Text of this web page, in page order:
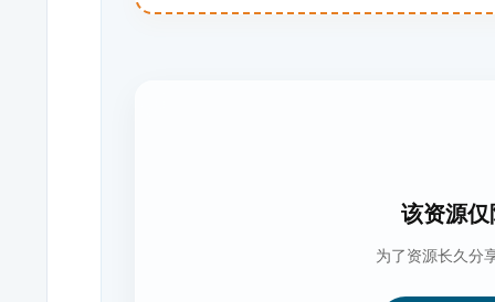
该资源
为了资源长久分